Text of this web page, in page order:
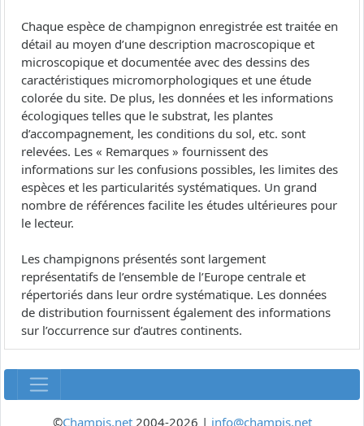
Chaque espèce de champignon enregistrée est traitée en
détail au moyen d’une description macroscopique et
microscopique et documentée avec des dessins des
caractéristiques micromorphologiques et une étude
colorée du site. De plus, les données et les informations
écologiques telles que le substrat, les plantes
d’accompagnement, les conditions du sol, etc. sont
relevées. Les « Remarques » fournissent des
informations sur les confusions possibles, les limites des
espèces et les particularités systématiques. Un grand
nombre de références facilite les études ultérieures pour
le lecteur.
Les champignons présentés sont largement
représentatifs de l’ensemble de l’Europe centrale et
répertoriés dans leur ordre systématique. Les données
de distribution fournissent également des informations
sur l’occurrence sur d’autres continents.
©Champis.net2004-2026 | info@champis.net